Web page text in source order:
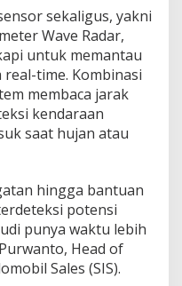
sekaligus, yakni
Wave Radar,
untuk memantau
real-time. Kombinasi
membaca jarak
kendaraan
saat hujan atau
hingga bantuan
potensi
punya waktu lebih
Head of
Sales (SIS).